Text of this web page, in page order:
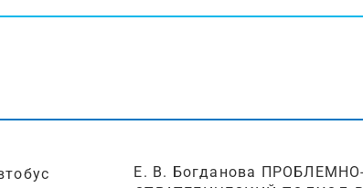
Е. В. Богданова ПРОБЛЕМНО-